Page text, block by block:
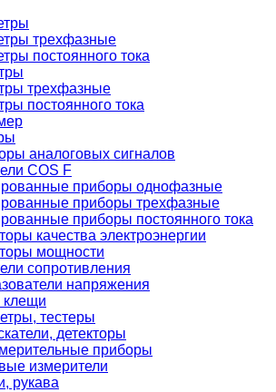
трехфазные
постоянного тока
трехфазные
постоянного тока
аналоговых сигналов
COS F
приборы однофазные
приборы трехфазные
приборы постоянного тока
качества электроэнергии
мощности
сопротивления
напряжения
клещи
тестеры
детекторы
приборы
измерители
рукава